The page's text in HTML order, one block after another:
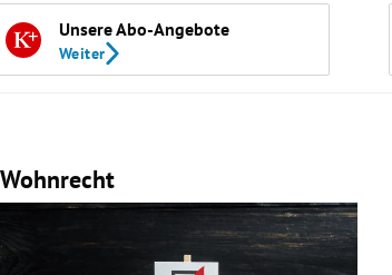
Unsere Abo-Angebote
Weiter
Wohnrecht